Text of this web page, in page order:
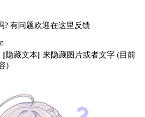
? 有问题欢迎在这里反馈
隐藏文本|| 来隐藏图片或者文字 (目前
)